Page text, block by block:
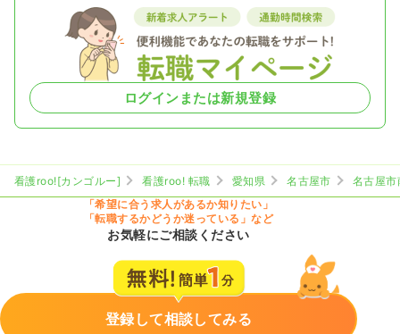
ログインまたは新規登録
看護roo![カンゴルー] 看護roo! 転職 愛知県 名古屋市
名古屋市
「希望に合う求人があるか知りたい」
「転職するかどうか迷っている」など
お気軽にご相談ください
登録して相談してみる